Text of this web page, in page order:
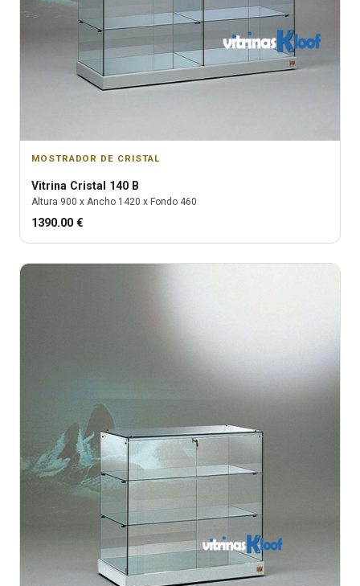
MOSTRADOR DE CRISTAL
Vitrina Cristal 140 B
Altura 900 x Ancho 1420 x Fondo 460
1390.00 €